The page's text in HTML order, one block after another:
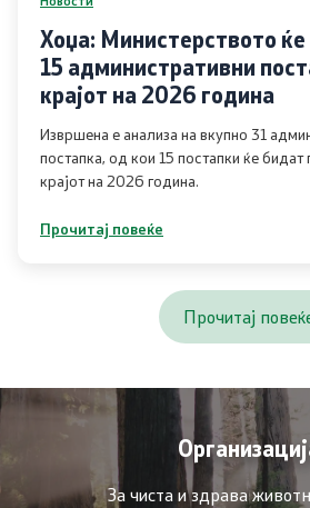
Отпад
Почва
Испити
Жиро сметки - Отпад
Објави
Јавни огласи
Завршени јавни огласи
Хоџа: Министерството
15 административни
крајот на 2026 година
Извршена е анализа на вкупно 31
постапка, од кои 15 постапки ќе
крајот на 2026 година.
Прочитај повеќе
Прочитај
За чиста и здрава